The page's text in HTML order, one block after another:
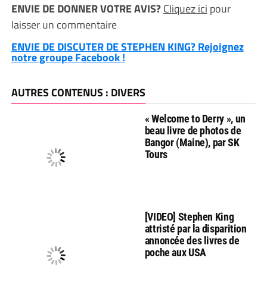
ENVIE DE DONNER VOTRE AVIS?Cliquez ici pour
laisser un commentaire
ENVIE DE DISCUTER DE STEPHEN KING? Rejoignez
notre groupe Facebook !
AUTRES CONTENUS : DIVERS
« Welcome to Derry », un
beau livre de photos de
Bangor (Maine), par SK
Tours
[VIDEO] Stephen King
attristé par la disparition
annoncée des livres de
poche aux USA